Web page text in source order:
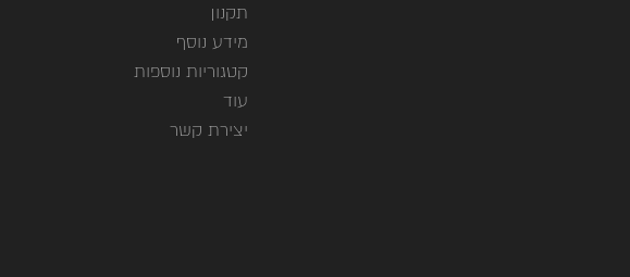
תקנון
מידע נוסף
קטגוריות נוספות
עוד
יצירת קשר